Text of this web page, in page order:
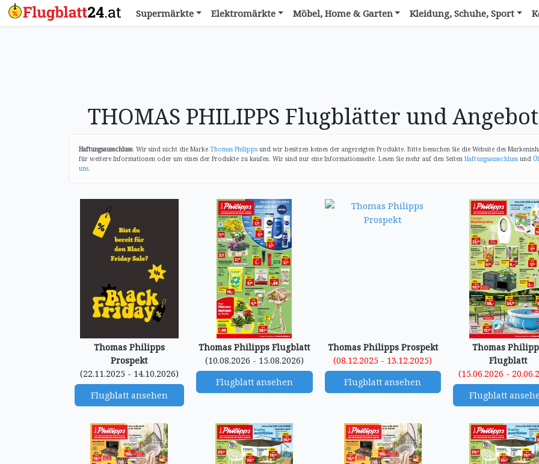
Supermärkte Elektromärkte Möbel, Home & Garten Kleidung, Schuhe, Sport
THOMAS PHILIPPS Flugblätter und
Haftungsausschluss: Wir sind nicht die Marke Thomas Philipps und wir besitzen keines der angezeigten Produkte. Bitte besuchen Sie die Website des
für weitere Informationen oder um eines der Produkte zu kaufen. Wir sind nur eine Informationsseite. Lesen Sie mehr auf den Seiten Haftungsausschluss und
uns.
Thomas Philipps
Prospekt
(22.11.2025 - 14.10.2026)
Flugblatt ansehen
Thomas Philipps Flugblatt
(10.08.2026 - 15.08.2026)
Flugblatt ansehen
Thomas Philipps Prospekt
(08.12.2025 - 13.12.2025)
Flugblatt ansehen
Thomas
Flugblatt
(15.06.2026 -
Flugblatt